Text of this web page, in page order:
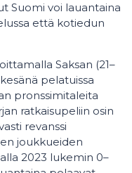
Suomi voi lauantaina
että kotiedun
Saksan (21–
pelatuissa
pronssimitaleita
ratkaisupeliin osin
revanssi
joukkueiden
2023 lukemin 0–